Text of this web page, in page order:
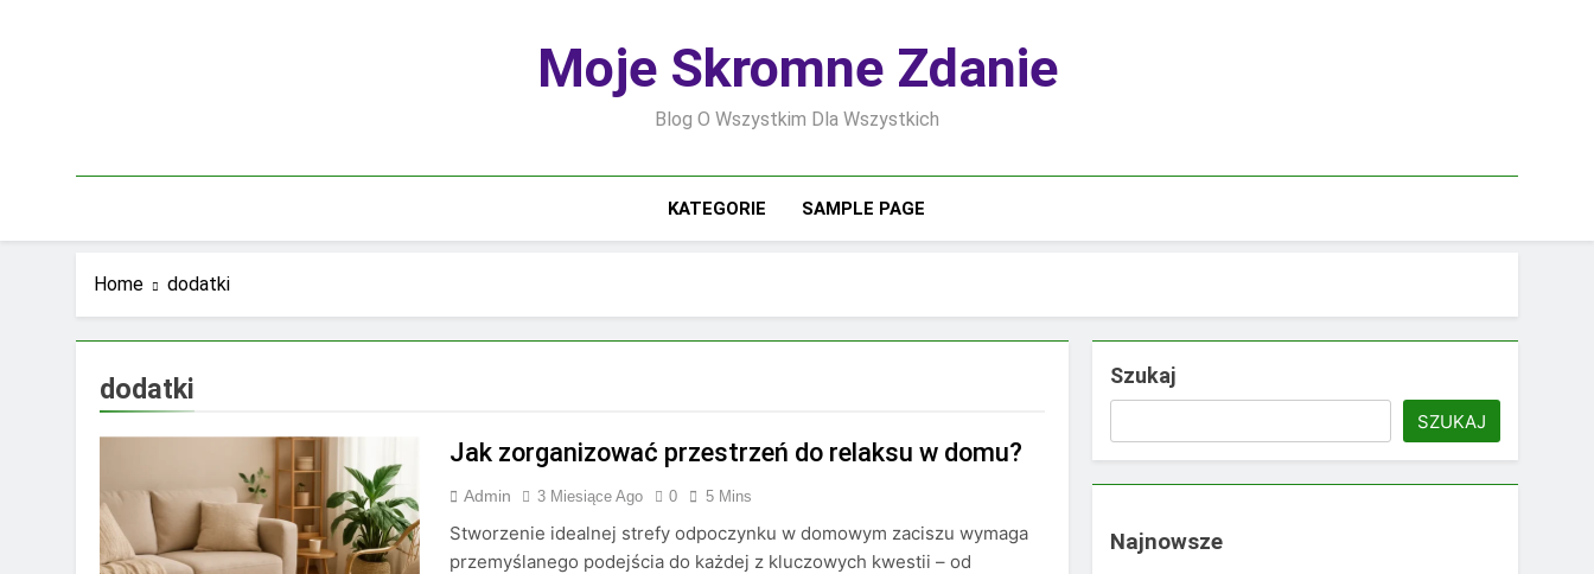
Moje Skromne Zdanie
Blog O Wszystkim Dla Wszystkich
KATEGORIE SAMPLE PAGE
Home dodatki
dodatki
Jak zorganizować przestrzeń do relaksu w domu?
Admin 3 Miesiące Ago 0 5 Mins
Stworzenie idealnej strefy odpoczynku w domowym zaciszu wymaga
przemyślanego podejścia do każdej z kluczowych kwestii – od
Szukaj
SZUKAJ
Najnowsze